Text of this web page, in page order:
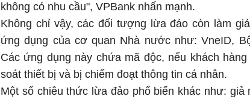
không có nhu cầu", VPBank nhấn mạnh.
Không chỉ vậy, các đối tượng lừa đảo còn làm
ứng dụng của cơ quan Nhà nước như: VneID,
Các ứng dụng này chứa mã độc, nếu khách
soát thiết bị và bị chiếm đoạt thông tin cá nhân.
Một số chiêu thức lừa đảo phổ biến khác như: